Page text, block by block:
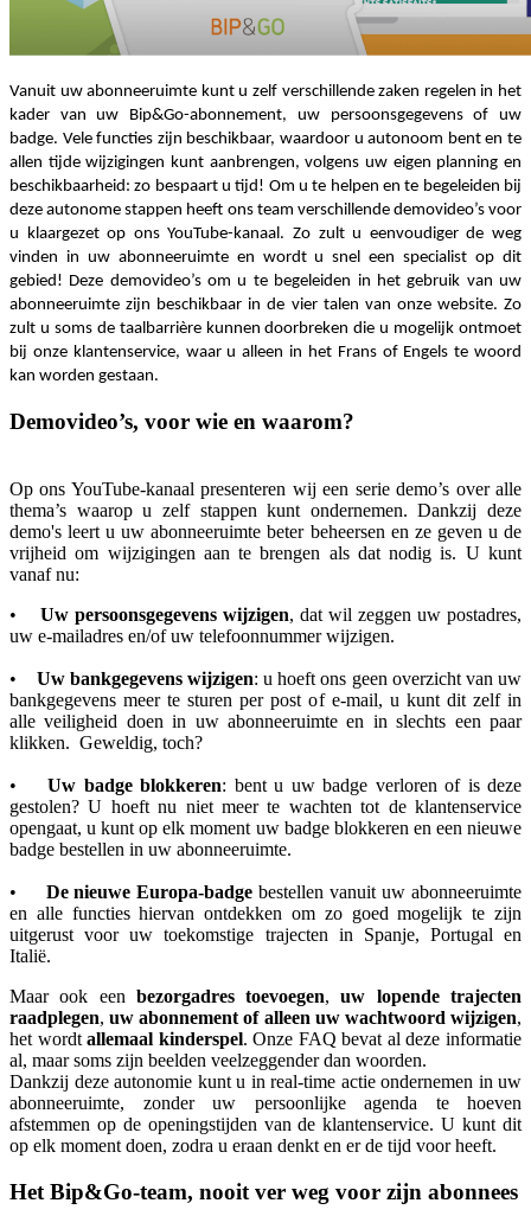
Vanuit uw abonneeruimte kunt u zelf verschillende zaken regelen in het
kader van uw Bip&Go-abonnement, uw persoonsgegevens of uw
badge. Vele functies zijn beschikbaar, waardoor u autonoom bent en te
allen tijde wijzigingen kunt aanbrengen, volgens uw eigen planning en
beschikbaarheid: zo bespaart u tijd! Om u te helpen en te begeleiden bij
deze autonome stappen heeft ons team verschillende demovideo’s voor
u klaargezet op ons YouTube-kanaal. Zo zult u eenvoudiger de weg
vinden in uw abonneeruimte en wordt u snel een specialist op dit
gebied! Deze demovideo’s om u te begeleiden in het gebruik van uw
abonneeruimte zijn beschikbaar in de vier talen van onze website. Zo
zult u soms de taalbarrière kunnen doorbreken die u mogelijk ontmoet
bij onze klantenservice, waar u alleen in het Frans of Engels te woord
kan worden gestaan.
Demovideo’s, voor wie en waarom?
Op ons YouTube-kanaal presenteren wij een serie demo’s over alle
thema’s waarop u zelf stappen kunt ondernemen. Dankzij deze
demo's leert u uw abonneeruimte beter beheersen en ze geven u de
vrijheid om wijzigingen aan te brengen als dat nodig is. U kunt
vanaf nu:
• Uw persoonsgegevens wijzigen, dat wil zeggen uw postadres,
uw e-mailadres en/of uw telefoonnummer wijzigen.
• Uw bankgegevens wijzigen: u hoeft ons geen overzicht van uw
bankgegevens meer te sturen per post of e-mail, u kunt dit zelf in
alle veiligheid doen in uw abonneeruimte en in slechts een paar
klikken. Geweldig, toch?
• Uw badge blokkeren: bent u uw badge verloren of is deze
gestolen? U hoeft nu niet meer te wachten tot de klantenservice
opengaat, u kunt op elk moment uw badge blokkeren en een nieuwe
badge bestellen in uw abonneeruimte.
• De nieuwe Europa-badge bestellen vanuit uw abonneeruimte
en alle functies hiervan ontdekken om zo goed mogelijk te zijn
uitgerust voor uw toekomstige trajecten in Spanje, Portugal en
Italië.
Maar ook een bezorgadres toevoegen,uw lopende trajecten
raadplegen,uw abonnement of alleen uw wachtwoord wijzigen,
het wordtallemaal kinderspel. Onze FAQ bevat al deze informatie
al, maar soms zijn beelden veelzeggender dan woorden.
Dankzij deze autonomie kunt u in real-time actie ondernemen in uw
abonneeruimte, zonder uw persoonlijke agenda te hoeven
afstemmen op de openingstijden van de klantenservice. U kunt dit
op elk moment doen, zodra u eraan denkt en er de tijd voor heeft.
Het Bip&Go-team, nooit ver weg voor zijn abonnees